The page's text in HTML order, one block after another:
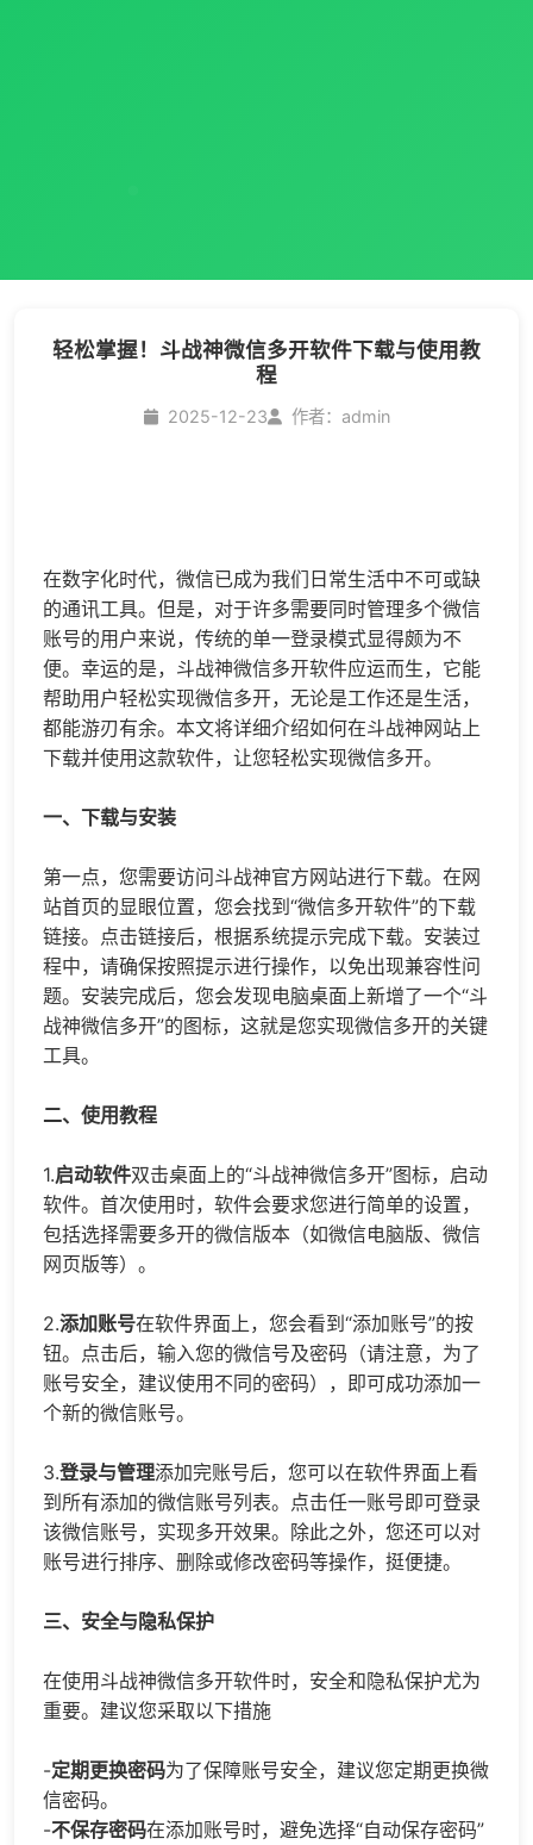
轻松掌握！斗战神微信多开软件下载与使用教
程
2025-12-23 作者：admin
在数字化时代，微信已成为我们日常生活中不可或缺
的通讯工具。但是，对于许多需要同时管理多个微信
账号的用户来说，传统的单一登录模式显得颇为不
便。幸运的是，斗战神微信多开软件应运而生，它能
帮助用户轻松实现微信多开，无论是工作还是生活，
都能游刃有余。本文将详细介绍如何在斗战神网站上
下载并使用这款软件，让您轻松实现微信多开。
一、下载与安装
第一点，您需要访问斗战神官方网站进行下载。在网
站首页的显眼位置，您会找到“微信多开软件”的下载
链接。点击链接后，根据系统提示完成下载。安装过
程中，请确保按照提示进行操作，以免出现兼容性问
题。安装完成后，您会发现电脑桌面上新增了一个“斗
战神微信多开”的图标，这就是您实现微信多开的关键
工具。
二、使用教程
1.启动软件双击桌面上的“斗战神微信多开”图标，启动
软件。首次使用时，软件会要求您进行简单的设置，
包括选择需要多开的微信版本（如微信电脑版、微信
网页版等）。
2.添加账号在软件界面上，您会看到“添加账号”的按
钮。点击后，输入您的微信号及密码（请注意，为了
账号安全，建议使用不同的密码），即可成功添加一
个新的微信账号。
3.登录与管理添加完账号后，您可以在软件界面上看
到所有添加的微信账号列表。点击任一账号即可登录
该微信账号，实现多开效果。除此之外，您还可以对
账号进行排序、删除或修改密码等操作，挺便捷。
三、安全与隐私保护
在使用斗战神微信多开软件时，安全和隐私保护尤为
重要。建议您采取以下措施
-定期更换密码为了保障账号安全，建议您定期更换微
信密码。
-不保存密码在添加账号时，避免选择“自动保存密码”